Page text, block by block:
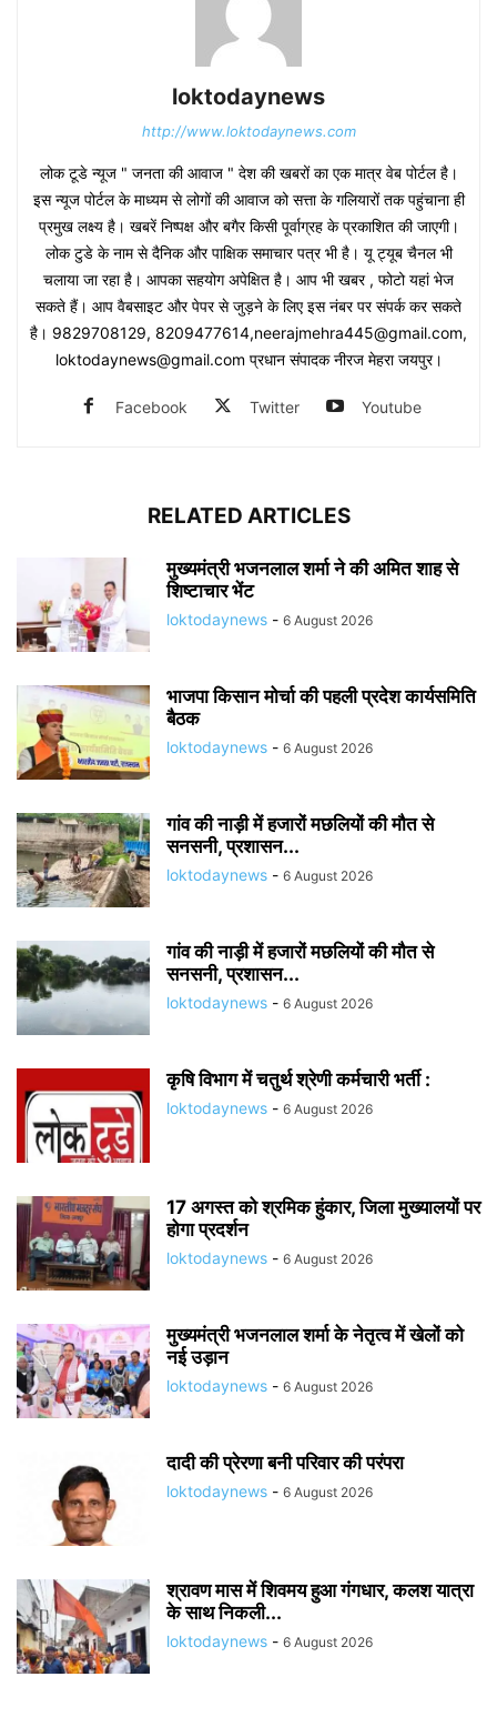
loktodaynews
http://www.loktodaynews.com
लोक टूडे न्यूज " जनता की आवाज " देश की खबरों का एक मात्र वेब पोर्टल है।
इस न्यूज पोर्टल के माध्यम से लोगों की आवाज को सत्ता के गलियारों तक पहुंचाना ही
प्रमुख लक्ष्य है। खबरें निष्पक्ष और बगैर किसी पूर्वाग्रह के प्रकाशित की जाएगी।
लोक टुडे के नाम से दैनिक और पाक्षिक समाचार पत्र भी है। यू ट्यूब चैनल भी
चलाया जा रहा है। आपका सहयोग अपेक्षित है। आप भी खबर , फोटो यहां भेज
सकते हैं। आप वैबसाइट और पेपर से जुड़ने के लिए इस नंबर पर संपर्क कर सकते
है। 9829708129, 8209477614,neerajmehra445@gmail.com,
loktodaynews@gmail.com प्रधान संपादक नीरज मेहरा जयपुर।
Facebook Twitter Youtube
RELATED ARTICLES
मुख्यमंत्री भजनलाल शर्मा ने की अमित शाह से
शिष्टाचार भेंट
loktodaynews - 6 August 2026
भाजपा किसान मोर्चा की पहली प्रदेश कार्यसमिति
बैठक
loktodaynews - 6 August 2026
गांव की नाड़ी में हजारों मछलियों की मौत से
सनसनी, प्रशासन...
loktodaynews - 6 August 2026
गांव की नाड़ी में हजारों मछलियों की मौत से
सनसनी, प्रशासन...
loktodaynews - 6 August 2026
कृषि विभाग में चतुर्थ श्रेणी कर्मचारी भर्ती :
loktodaynews - 6 August 2026
17 अगस्त को श्रमिक हुंकार, जिला मुख्यालयों पर
होगा प्रदर्शन
loktodaynews - 6 August 2026
मुख्यमंत्री भजनलाल शर्मा के नेतृत्व में खेलों को
नई उड़ान
loktodaynews - 6 August 2026
दादी की प्रेरणा बनी परिवार की परंपरा
loktodaynews - 6 August 2026
श्रावण मास में शिवमय हुआ गंगधार, कलश यात्रा
के साथ निकली...
loktodaynews - 6 August 2026